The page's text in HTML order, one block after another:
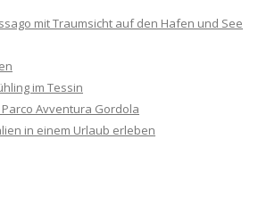
mit Traumsicht auf den Hafen und See
im Tessin
Avventura Gordola
in einem Urlaub erleben